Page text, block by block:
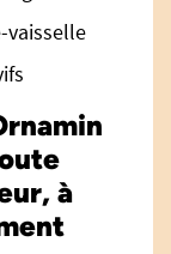
vaisselle
à